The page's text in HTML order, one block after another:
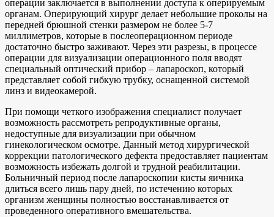
операции заключается в выполнении доступа к оперируемым
органам. Оперирующий хирург делает небольшие проколы на
передней брюшной стенки размером не более 5-7
миллиметров, которые в послеоперационном периоде
достаточно быстро заживают. Через эти разрезы, в процессе
операции для визуализации операционного поля вводят
специальный оптический прибор – лапароскоп, который
представляет собой гибкую трубку, оснащенной системой
линз и видеокамерой.
При помощи четкого изображения специалист получает
возможность рассмотреть репродуктивные органы,
недоступные для визуализации при обычном
гинекологическом осмотре. Данный метод хирургической
коррекции патологического дефекта предоставляет пациентам
возможность избежать долгой и трудной реабилитации.
Больничный период после лапароскопии кисты яичника
длиться всего лишь пару дней, по истечению которых
организм женщины полностью восстанавливается от
проведенного оперативного вмешательства.